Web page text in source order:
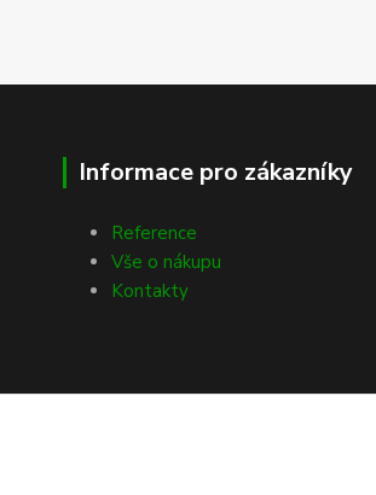
Informace pro zákazníky
Reference
Vše o nákupu
Kontakty